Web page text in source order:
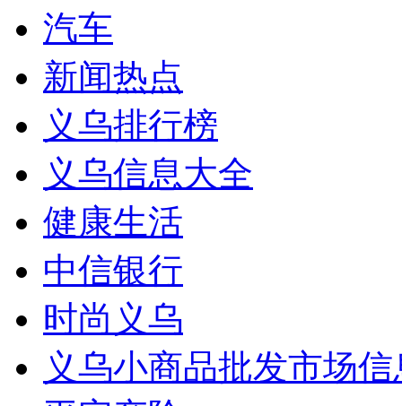
汽车
新闻热点
义乌排行榜
义乌信息大全
健康生活
中信银行
时尚义乌
义乌小商品批发市场